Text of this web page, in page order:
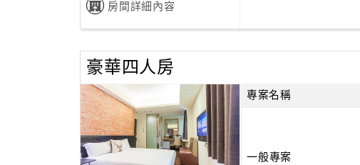
房間詳細內容
豪華四人房
專案名稱
一般專案